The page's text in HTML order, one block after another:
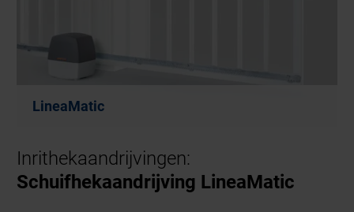
LineaMatic
Inrithekaandrijvingen:
Schuifhekaandrijving LineaMatic